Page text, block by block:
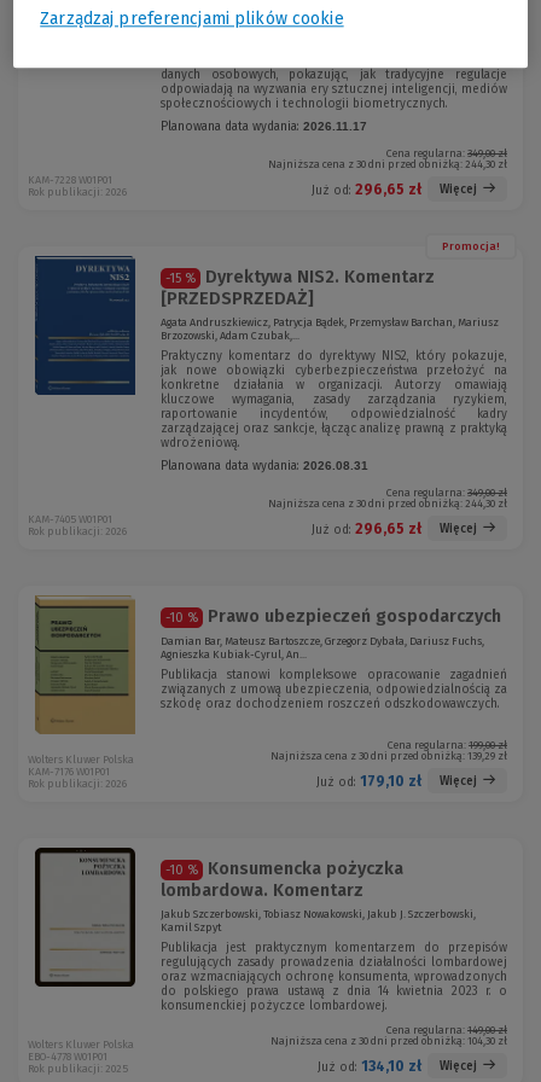
jednemu z najważniejszych dóbr chronionych przez prawo
w realiach świata cyfrowego. Autorzy analizują ochronę
danych osobowych, pokazując, jak tradycyjne regulacje
odpowiadają na wyzwania ery sztucznej inteligencji, mediów
społecznościowych i technologii biometrycznych.
Planowana data wydania: 2026.11.17
Cena regularna: 349,00 zł
Najniższa cena z 30 dni przed obniżką: 244,30 zł
Już od: 296,65 zł Więcej
KAM-7228 W01P01
Rok publikacji: 2026
Promocja!
-15 %
Dyrektywa NIS2. Komentarz
[PRZEDSPRZEDAŻ]
Agata Andruszkiewicz, Patrycja Bądek, Przemysław Barchan, Mariusz
Brzozowski, Adam Czubak,...
Praktyczny komentarz do dyrektywy NIS2, który pokazuje,
jak nowe obowiązki cyberbezpieczeństwa przełożyć na
konkretne działania w organizacji. Autorzy omawiają
kluczowe wymagania, zasady zarządzania ryzykiem,
raportowanie incydentów, odpowiedzialność kadry
zarządzającej oraz sankcje, łącząc analizę prawną z praktyką
wdrożeniową.
Planowana data wydania: 2026.08.31
Cena regularna: 349,00 zł
Najniższa cena z 30 dni przed obniżką: 244,30 zł
Już od: 296,65 zł Więcej
KAM-7405 W01P01
Rok publikacji: 2026
-10 % Prawo ubezpieczeń gospodarczych
Damian Bar, Mateusz Bartoszcze, Grzegorz Dybała, Dariusz Fuchs,
Agnieszka Kubiak-Cyrul, An...
Publikacja stanowi kompleksowe opracowanie zagadnień
związanych z umową ubezpieczenia, odpowiedzialnością za
szkodę oraz dochodzeniem roszczeń odszkodowawczych.
Cena regularna: 199,00 zł
Najniższa cena z 30 dni przed obniżką: 139,29 zł
Już od: 179,10 zł Więcej
Wolters Kluwer Polska
KAM-7176 W01P01
Rok publikacji: 2026
-10 %
Konsumencka pożyczka
lombardowa. Komentarz
Jakub Szczerbowski, Tobiasz Nowakowski, Jakub J. Szczerbowski,
Kamil Szpyt
Publikacja jest praktycznym komentarzem do przepisów
regulujących zasady prowadzenia działalności lombardowej
oraz wzmacniających ochronę konsumenta, wprowadzonych
do polskiego prawa ustawą z dnia 14 kwietnia 2023 r. o
konsumenckiej pożyczce lombardowej.
Cena regularna: 149,00 zł
Najniższa cena z 30 dni przed obniżką: 104,30 zł
Już od: 134,10 zł Więcej
Wolters Kluwer Polska
EBO-4778 W01P01
Rok publikacji: 2025
Zarządzaj preferencjami plików cookie